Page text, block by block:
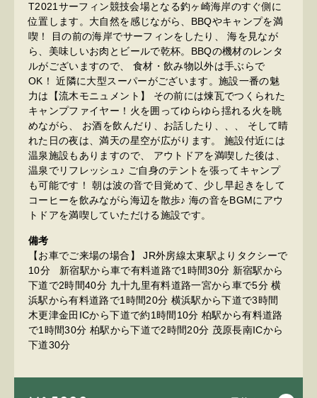
T2021サーフィン競技会場となる釣ヶ崎海岸のすぐ側に
位置します。 ​ 大自然を感じながら、BBQやキャンプを満
喫！ 目の前の海岸で​サーフィンをしたり、 海を見なが
ら、美味しいお肉とビールで乾杯。 ​ BBQの機材のレンタ
ルがございますので、 食材・飲み物以外は手ぶらで
OK！ 近隣に大型スーパーがございます。 ​ 施設一番の魅
力は【流木モニュメント】 その前には煉瓦でつくられた
キャンプファイヤー！ ​ 火を囲ってゆらゆら揺れる火を眺
めながら、 お酒を飲んだり、お話したり、、、 そして晴
れた日の夜は、満天の星空が広がります。 施設付近には
温泉施設もありますので、 アウトドアを満喫した後は、
温泉でリフレッシュ♪ ご自身のテントを張ってキャンプ
も可能です！ 朝は波の音で目覚めて、少し早起きをして
コーヒーを飲みながら海辺を散歩♪ 海の音をBGMにアウ
トドアを満喫していただける施設です。
備考
【お車でご来場の場合】 JR外房線太東駅よりタクシーで
10分 新宿駅から車で有料道路で1時間30分 新宿駅から
下道で2時間40分 九十九里有料道路一宮から車で5分 横
浜駅から有料道路で1時間20分 横浜駅から下道で3時間
木更津金田ICから下道で約1時間10分 柏駅から有料道路
で1時間30分 柏駅から下道で2時間20分 茂原長南ICから
下道30分